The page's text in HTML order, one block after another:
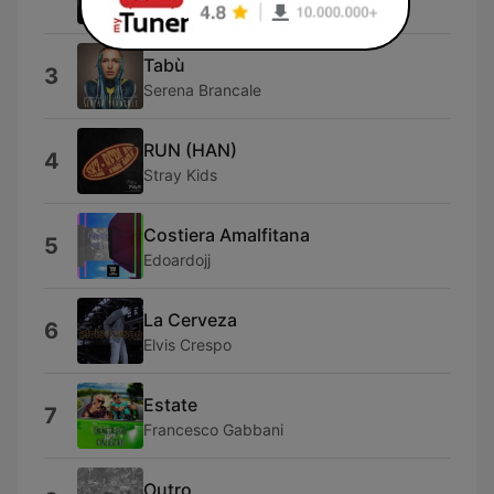
Frah Quintale
3 Tabù
Serena Brancale
4 RUN (HAN)
Stray Kids
5 Costiera Amalfitana
Edoardojj
6 La Cerveza
Elvis Crespo
7 Estate
Francesco Gabbani
Outro